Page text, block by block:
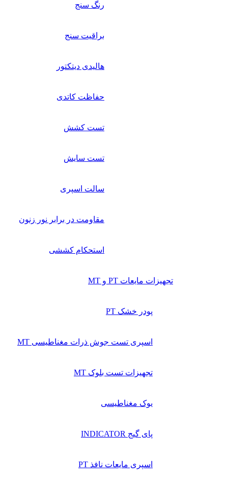
رنگ سنج
براقیت سنج
هالیدی دیتکتور
حفاظت کاتدی
تست کشش
تست سایش
سالت اسپری
مقاومت در برابر نور زنون
استحکام کششی
تجهیزات مایعات PT و MT
پودر خشک PT
اسپری تست جوش ذرات مغناطیسی MT
تجهیزات تست بلوک MT
یوک مغناطیسی
پای گیج INDICATOR
اسپری مایعات نافذ PT